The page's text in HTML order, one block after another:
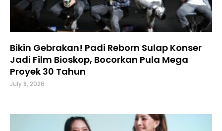
Bikin Gebrakan! Padi Reborn Sulap Konser
Jadi Film Bioskop, Bocorkan Pula Mega
Proyek 30 Tahun
July 8, 2026